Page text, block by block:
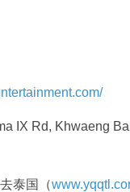
IX Rd, Khwaeng
泰国（